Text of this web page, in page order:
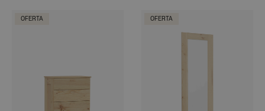
OFERTA OFERTA